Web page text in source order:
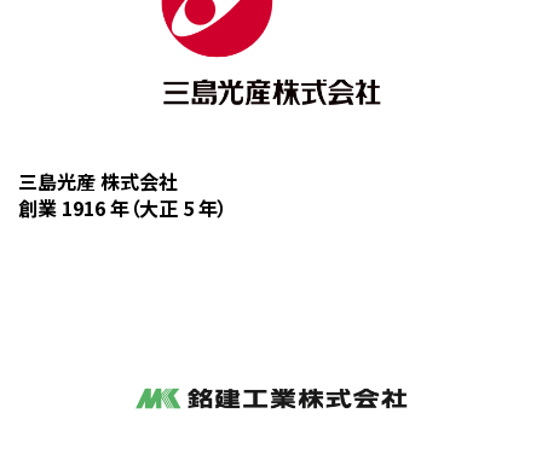
三島光産 株式会社
創業 1916 年（大正 5 年）